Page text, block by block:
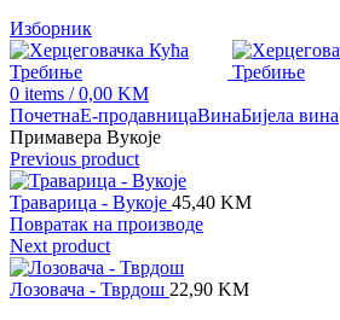
Изборник
0 items / 0,00 KM
ПочетнаЕ-продавницаВинаБијела вина
Примавера Вукоје
Previous product
Траварица - Вукоје 45,40 KM
Повратак на производе
Next product
Лозовача - Тврдош 22,90 KM